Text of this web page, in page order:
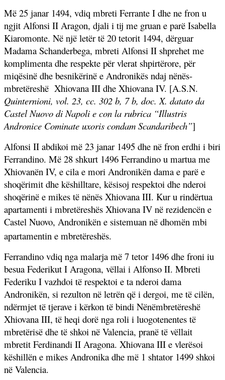
Më 25 janar 1494, vdiq mbreti Ferrante I dhe ne fron u
ngjit Alfonsi II Aragon, djali i tij me gruan e parë Isabella
Kiaromonte. Në një letër të 20 tetorit 1494, dërguar
Madama Schanderbega, mbreti Alfonsi II shprehet me
komplimenta dhe respekte për vlerat shpirtërore, për
miqësinë dhe besnikërinë e Andronikës ndaj nënës-
mbretëreshë Xhiovana III dhe Xhiovana IV. [A.S.N.
Quinternioni, vol. 23, cc. 302 b, 7 b, doc. X. datato da
Castel Nuovo di Napoli e con la rubrica “Illustris
Andronice Cominate uxoris condam Scandaribech”]
Alfonsi II abdikoi më 23 janar 1495 dhe në fron erdhi i biri
Ferrandino. Më 28 shkurt 1496 Ferrandino u martua me
Xhiovanën IV, e cila e mori Andronikën dama e parë e
shoqërimit dhe këshilltare, kësisoj respektoi dhe nderoi
shoqërinë e mikes të nënës Xhiovana III. Kur u rindërtua
apartamenti i mbretëreshës Xhiovana IV në rezidencën e
Castel Nuovo, Andronikën e sistemuan në dhomën mbi
apartamentin e mbretëreshës.
Ferrandino vdiq nga malarja më 7 tetor 1496 dhe froni iu
besua Federikut I Aragona, vëllai i Alfonso II. Mbreti
Federiku I vazhdoi të respektoi e ta nderoi dama
Andronikën, si rezulton në letrën që i dergoi, me të cilën,
ndërmjet të tjerave i kërkon të bindi Nënëmbretëreshë
Xhiovana III, të heqi dorë nga roli i luogotenentes të
mbretërisë dhe të shkoi në Valencia, pranë të vëllait
mbretit Ferdinandi II Aragona. Xhiovana III e vlerësoi
këshillën e mikes Andronika dhe më 1 shtator 1499 shkoi
në Valencia.